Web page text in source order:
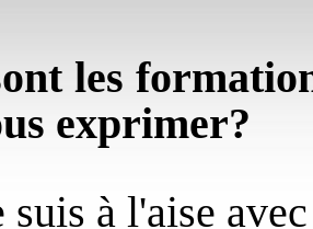
les
exprimer?
à l'aise